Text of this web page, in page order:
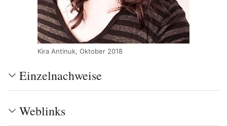
Kira Antinuk, Oktober 2018
Einzelnachweise
Weblinks